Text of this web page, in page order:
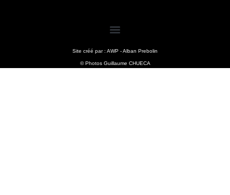
Site créé par : AWP - Alban Prebolin
© Photos Guillaume CHUECA